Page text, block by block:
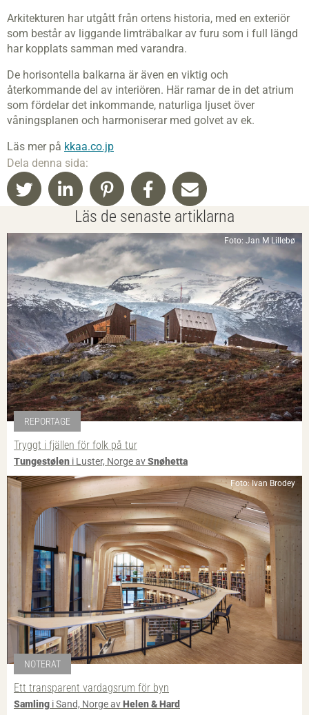
Arkitekturen har utgått från ortens historia, med en exteriör
som består av liggande limträbalkar av furu som i full längd
har kopplats samman med varandra.
De horisontella balkarna är även en viktig och
återkommande del av interiören. Här ramar de in det atrium
som fördelar det inkommande, naturliga ljuset över
våningsplanen och harmoniserar med golvet av ek.
Läs mer på kkaa.co.jp
Dela denna sida:
Läs de senaste artiklarna
Foto: Jan M Lillebø
REPORTAGE
Tryggt i fjällen för folk på tur
Tungestølen i Luster, Norge avSnøhetta
Foto: Ivan Brodey
NOTERAT
Ett transparent vardagsrum för byn
Samling i Sand, Norge avHelen & Hard